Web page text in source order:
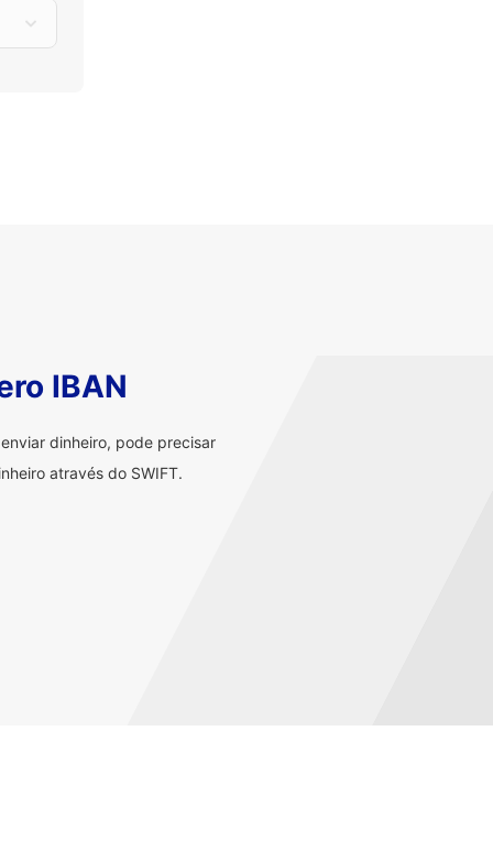
IBAN
dinheiro, pode precisar
através do SWIFT.